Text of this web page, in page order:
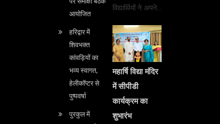
आयोजित
हरिद्वार में
शिवभक्त
कांवड़ियों का
भव्य स्वागत,
हेलीकॉप्टर से
पुष्पवर्षा
पुरकुल में
विद्यार्थियों ने अपने…
महार्षि विद्या मंदिर
में सीपीडी
कार्यक्रम का
शुभारंभ